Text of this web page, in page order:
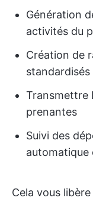
Génération
activités du
Création de
standardisés
Transmettre
prenantes
Suivi des
automatique
Cela vous